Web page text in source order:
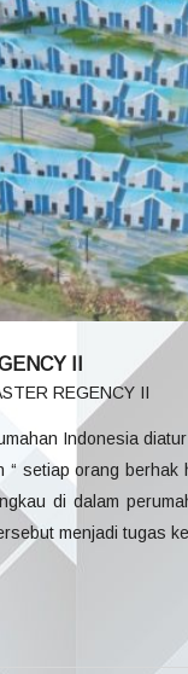
II
REGENCY II
Indonesia
“ setiap orang
di dalam
menjadi tugas